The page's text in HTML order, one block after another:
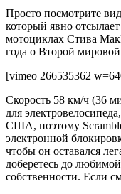
Просто посмотрите
который явно
мотоциклах Стива
года о Второй
[vimeo 266535362
Скорость 58 км/ч (36
для
США, поэтому
электронной
чтобы он оставался
доберетесь до
собственности. Если